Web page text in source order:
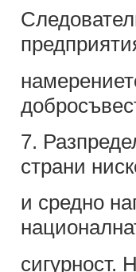
7.
страни
и средно
сигурност.